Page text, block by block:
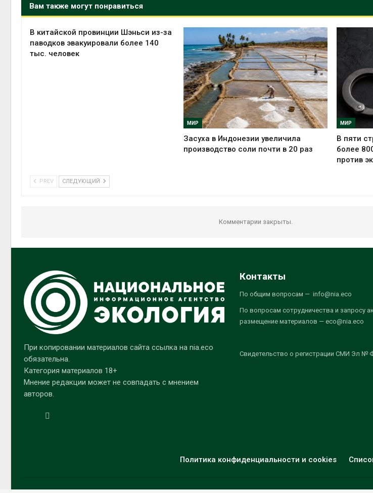
Вам также могут понравиться
В китайской провинции Шэньси из-за
паводков эвакуировали более 140
тыс. человек
МИР
Засуха в Индонезии увеличила
производство соли почти в 20 раз
МИР
В пяти
более
против
PREV СЛЕДУЮЩИЙ
Комментарии закрыты.
При копировании материалов сайта ссылка на nia.eco
обязательна.
Категория материалов 18+
Мнение редакции может не совпадать с мнением
авторов.
Контакты
По общим вопросам — info@nia.eco
По вопросам сотрудничества и запросу
размещение материалов — eco@nia.eco
Свидетельство о регистрации СМИ Эл №
Политика конфиденциальности и cookies